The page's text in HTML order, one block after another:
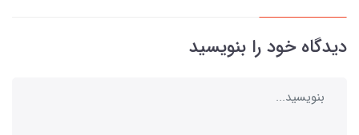
دیدگاه خود را بنویسید